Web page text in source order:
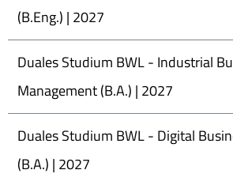
(B.Eng.) | 2027
Duales Studium BWL - Industrial
Management (B.A.) | 2027
Duales Studium BWL - Digital
(B.A.) | 2027